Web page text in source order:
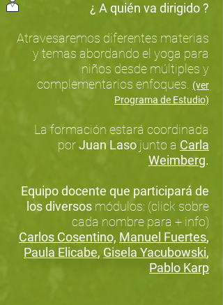
¿ A quién va dirigido ?
Atravesaremos diferentes materias
y temas abordando el yoga para
niños desde múltiples y
complementarios enfoques.
(ver
Programa de Estudio)
La formación estará coordinada
porJuan Laso junto a Carla
Weimberg.
Equipo docente que participará de
los diversos módulos: (click sobre
cada nombre para + info)
Carlos Cosentino, Manuel Fuertes,
Paula Elicabe, Gisela Yacubowski,
Pablo Karp